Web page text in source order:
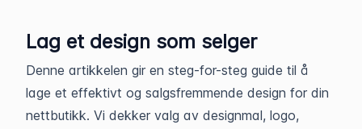
Lag et design som selger
Denne artikkelen gir en steg-for-steg guide til å
lage et effektivt og salgsfremmende design for din
nettbutikk. Vi dekker valg av designmal, logo,